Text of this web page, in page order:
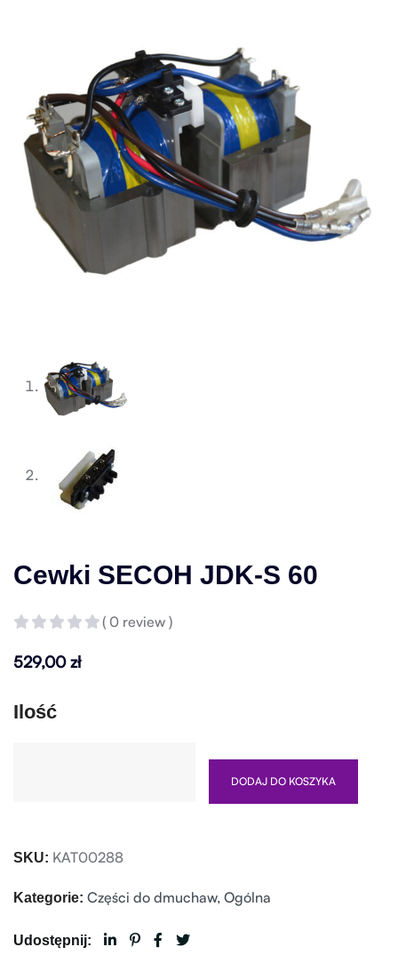
Cewki SECOH JDK-S 60
( 0 review )
529,00zł
Ilość
DODAJ DO KOSZYKA
SKU: KAT00288
Kategorie: Części do dmuchaw, Ogólna
Udostępnij: